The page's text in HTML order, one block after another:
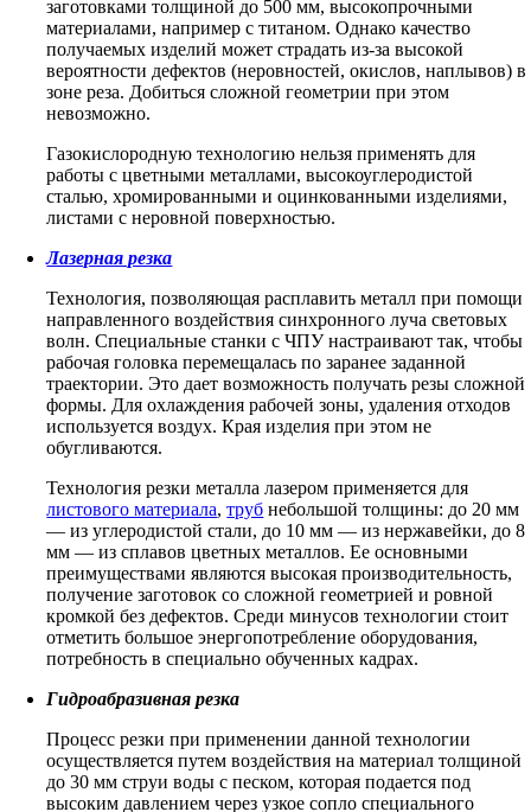
заготовками толщиной до 500 мм, высокопрочными
материалами, например с титаном. Однако качество
получаемых изделий может страдать из-за высокой
вероятности дефектов (неровностей, окислов, наплывов) в
зоне реза. Добиться сложной геометрии при этом
невозможно.
Газокислородную технологию нельзя применять для
работы с цветными металлами, высокоуглеродистой
сталью, хромированными и оцинкованными изделиями,
листами с неровной поверхностью.
Лазерная резка
Технология, позволяющая расплавить металл при помощи
направленного воздействия синхронного луча световых
волн. Специальные станки с ЧПУ настраивают так, чтобы
рабочая головка перемещалась по заранее заданной
траектории. Это дает возможность получать резы сложной
формы. Для охлаждения рабочей зоны, удаления отходов
используется воздух. Края изделия при этом не
обугливаются.
Технология резки металла лазером применяется для
листового материала,труб небольшой толщины: до 20 мм
— из углеродистой стали, до 10 мм — из нержавейки, до 8
мм — из сплавов цветных металлов. Ее основными
преимуществами являются высокая производительность,
получение заготовок со сложной геометрией и ровной
кромкой без дефектов. Среди минусов технологии стоит
отметить большое энергопотребление оборудования,
потребность в специально обученных кадрах.
Гидроабразивная резка
Процесс резки при применении данной технологии
осуществляется путем воздействия на материал толщиной
до 30 мм струи воды с песком, которая подается под
высоким давлением через узкое сопло специального